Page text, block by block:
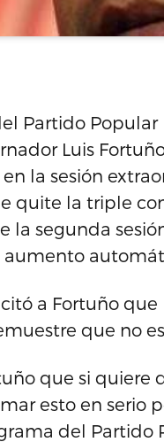
Partido
Luis
en la sesión
quite la triple
la segunda
a Fortuño
que no
que si
esto en serio
del